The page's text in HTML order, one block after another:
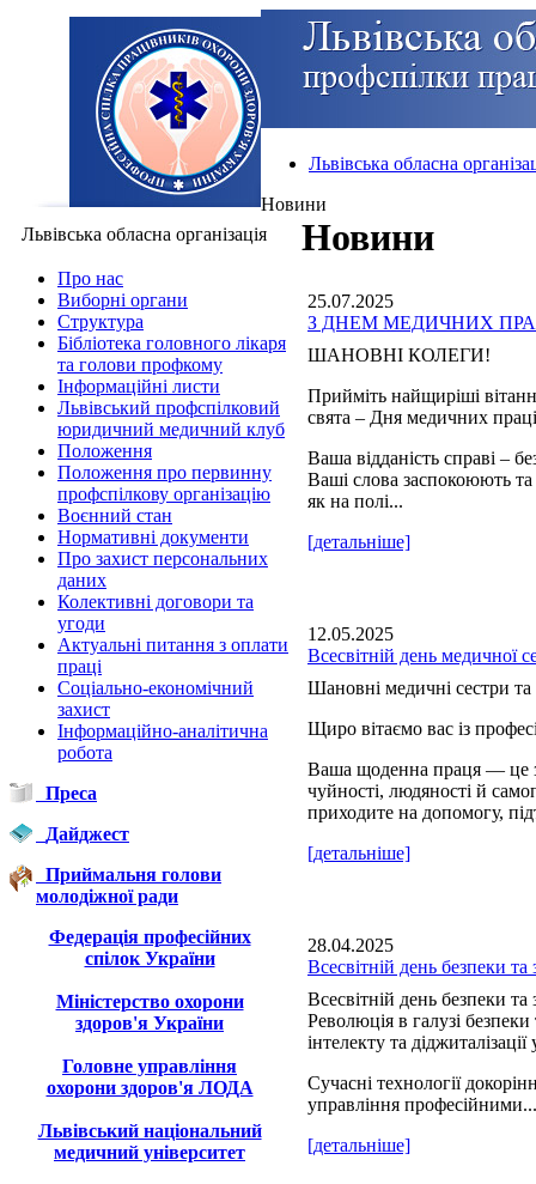
Львівська обласна
Новини
Львівська обласна організація
Про нас
Виборні органи
Структура
Бібліотека головного лікаря
та голови профкому
Інформаційні листи
Львівський профспілковий
юридичний медичний клуб
Положення
Положення про первинну
профспілкову організацію
Воєнний стан
Нормативні документи
Про захист персональних
даних
Колективні договори та
угоди
Актуальні питання з оплати
праці
Соціально-економічний
захист
Інформаційно-аналітична
робота
Преса
Дайджест
Приймальня голови
молодіжної ради
Федерація професійних
спілок України
Міністерство охорони
здоров'я України
Головне управління
охорони здоров'я ЛОДА
Львівський національний
медичний університет
Новини
25.07.2025
З ДНЕМ МЕДИЧНИХ
ШАНОВНІ КОЛЕГИ!
Прийміть найщиріші
свята – Дня медичних
Ваша відданість справі –
Ваші слова заспокоюють
як на полі...
[детальніше]
12.05.2025
Всесвітній день медичної
Шановні медичні сестри та
Щиро вітаємо вас із
Ваша щоденна праця — це
чуйності, людяності й
приходите на допомогу,
[детальніше]
28.04.2025
Всесвітній день безпеки та
Всесвітній день безпеки та
Революція в галузі
інтелекту та
Сучасні технології
управління професійними...
[детальніше]